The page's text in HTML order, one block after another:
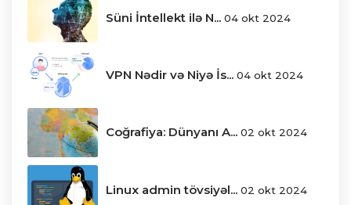
Süni İntellekt ilə N... 04 okt 2024
VPN Nədir və Niyə İs... 04 okt 2024
Coğrafiya: Dünyanı A... 02 okt 2024
Linux admin tövsiyəl... 02 okt 2024